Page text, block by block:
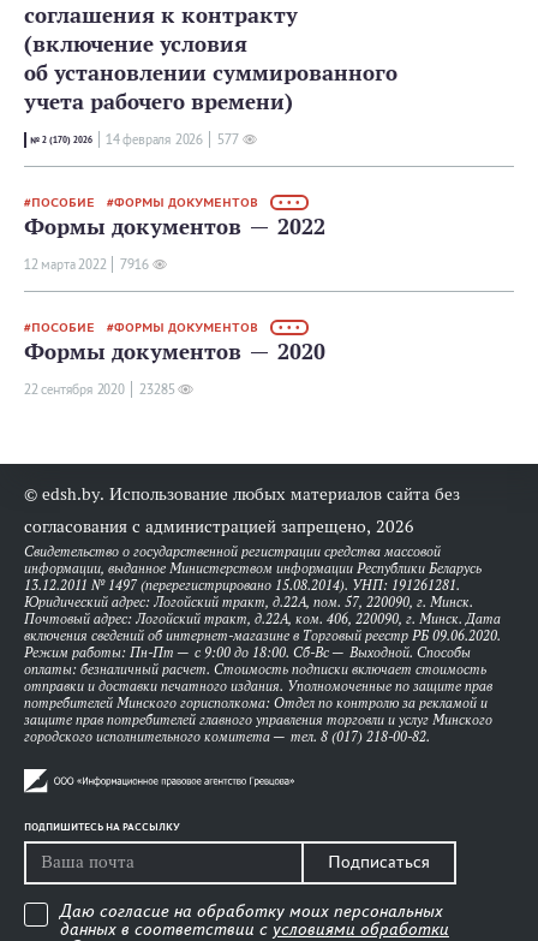
соглашения к контракту
(включение условия
об установлении суммированного
учета рабочего времени)
№ 2 (170) 2026 14 февраля 2026 577
ПОСОБИЕ ФОРМЫ ДОКУМЕНТОВ • • •
Формы документов — 2022
12 мартa 2022 7916
ПОСОБИЕ ФОРМЫ ДОКУМЕНТОВ • • •
Формы документов — 2020
22 сентября 2020 23285
© edsh.by. Использование любых материалов сайта без
согласования с администрацией запрещено, 2026
Свидетельство о государственной регистрации средства массовой
информации, выданное Министерством информации Республики Беларусь
13.12.2011 № 1497 (перерегистрировано 15.08.2014). УНП: 191261281.
Юридический адрес: Логойский тракт, д.22А, пом. 57, 220090, г. Минск.
Почтовый адрес: Логойский тракт, д.22А, ком. 406, 220090, г. Минск. Дата
включения сведений об интернет-магазине в Торговый реестр РБ 09.06.2020.
Режим работы: Пн-Пт — с 9:00 до 18:00. Сб-Вс — Выходной. Способы
оплаты: безналичный расчет. Стоимость подписки включает стоимость
отправки и доставки печатного издания. Уполномоченные по защите прав
потребителей Минского горисполкома: Отдел по контролю за рекламой и
защите прав потребителей главного управления торговли и услуг Минского
городского исполнительного комитета — тел. 8 (017) 218-00-82.
ПОДПИШИТЕСЬ НА РАССЫЛКУ
Подписаться
Даю согласие на обработку моих персональных
данных в соответствии с условиями обработки